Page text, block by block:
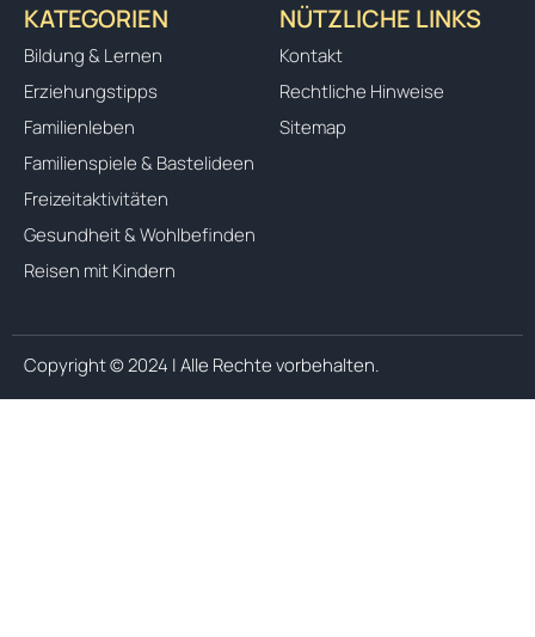
KATEGORIEN
Bildung & Lernen
Erziehungstipps
Familienleben
Familienspiele & Bastelideen
Freizeitaktivitäten
Gesundheit & Wohlbefinden
Reisen mit Kindern
NÜTZLICHE LINKS
Kontakt
Rechtliche Hinweise
Sitemap
Copyright © 2024 | Alle Rechte vorbehalten.